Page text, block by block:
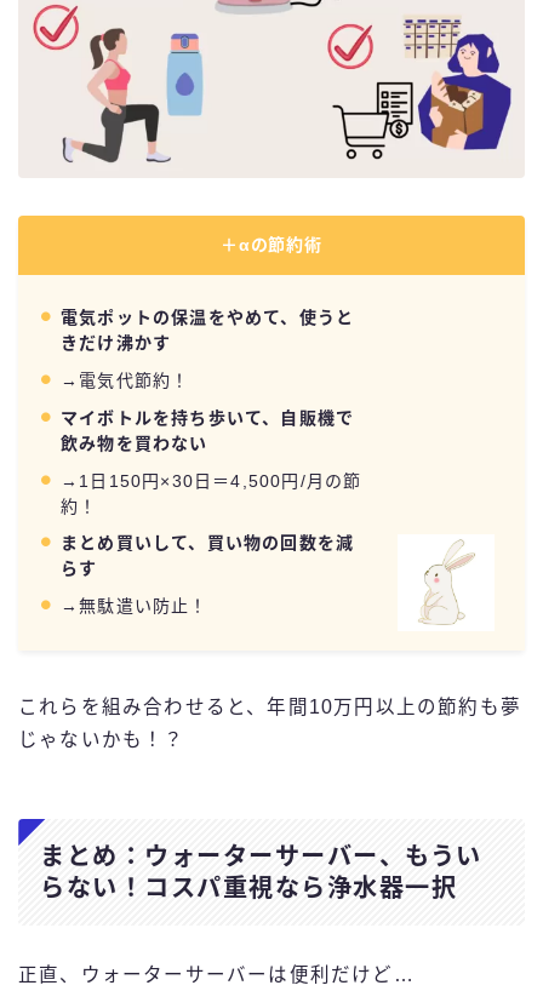
＋αの節約術
電気ポットの保温をやめて、使うと
きだけ沸かす
→電気代節約！
マイボトルを持ち歩いて、自販機で
飲み物を買わない
→1日150円×30日＝4,500円/月の節
約！
まとめ買いして、買い物の回数を減
らす
→無駄遣い防止！
これらを組み合わせると、年間10万円以上の節約も夢
じゃないかも！？
まとめ：ウォーターサーバー、もうい
らない！コスパ重視なら浄水器一択
正直、ウォーターサーバーは便利だけど…